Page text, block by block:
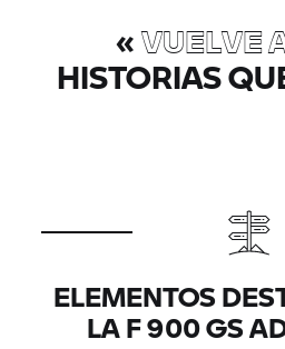
«VUELVE
HISTORIAS
ELEMENTOS
LA F 900 GS